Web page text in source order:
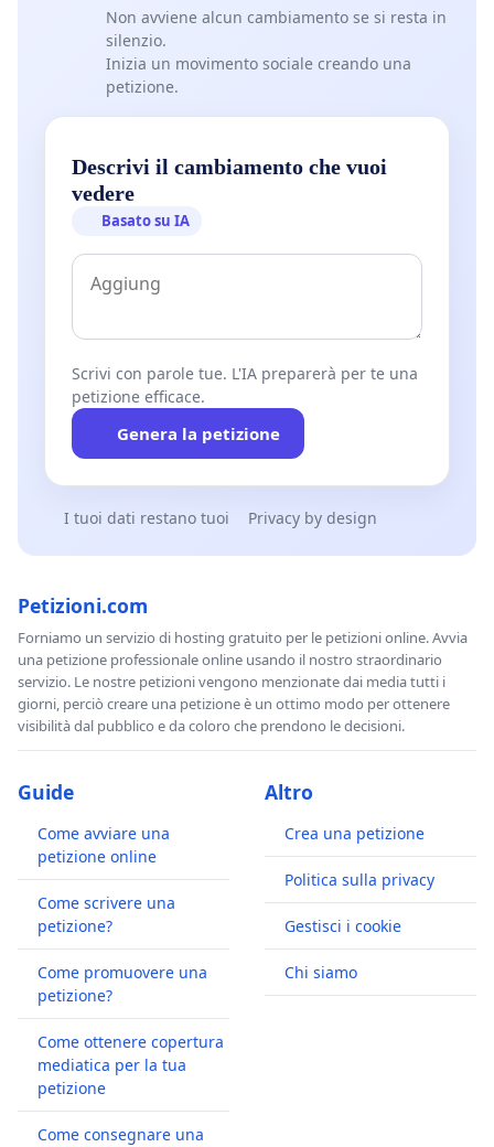
Non avviene alcun cambiamento se si resta in
silenzio.
Inizia un movimento sociale creando una
petizione.
Descrivi il cambiamento che vuoi
vedere
Basato su IA
Scrivi con parole tue. L'IA preparerà per te una
petizione efficace.
Genera la petizione
I tuoi dati restano tuoi Privacy by design
Petizioni.com
Forniamo un servizio di hosting gratuito per le petizioni online. Avvia
una petizione professionale online usando il nostro straordinario
servizio. Le nostre petizioni vengono menzionate dai media tutti i
giorni, perciò creare una petizione è un ottimo modo per ottenere
visibilità dal pubblico e da coloro che prendono le decisioni.
Guide
Come avviare una
petizione online
Come scrivere una
petizione?
Come promuovere una
petizione?
Come ottenere copertura
mediatica per la tua
petizione
Come consegnare una
Altro
Crea una petizione
Politica sulla privacy
Gestisci i cookie
Chi siamo